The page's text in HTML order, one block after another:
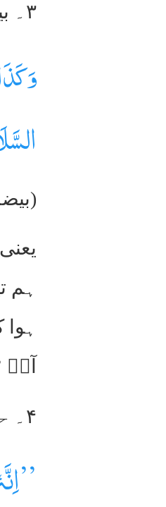
۳۔ بیضاوی میں آیت مندرجہ بالا (الفرقان:۳۳)کے ماتحت لکھا ہے:۔
ہم
آپؐ
۴۔ حضرت امام رازی رحمۃ اﷲ علیہ تحریر فرماتے ہیں:۔